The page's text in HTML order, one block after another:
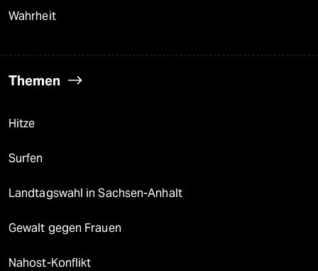
Wahrheit
Themen
Hitze
Surfen
Landtagswahl in Sachsen-Anhalt
Gewalt gegen Frauen
Nahost-Konflikt